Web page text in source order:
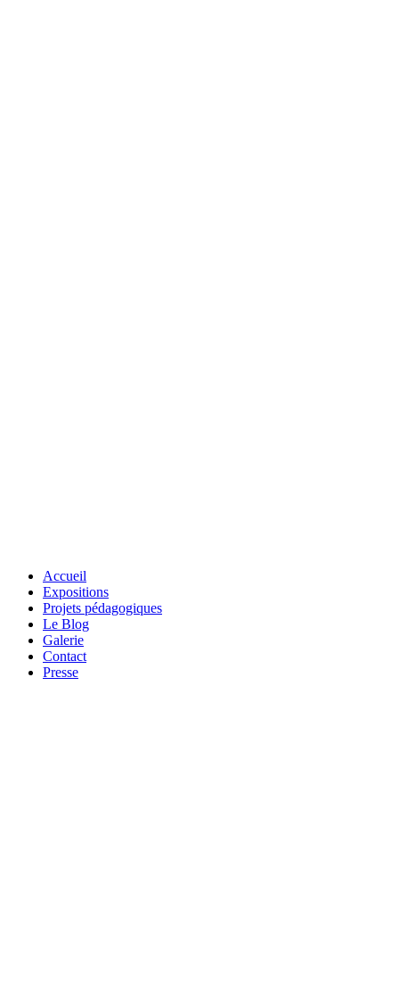
Accueil
Expositions
Projets pédagogiques
Le Blog
Galerie
Contact
Presse